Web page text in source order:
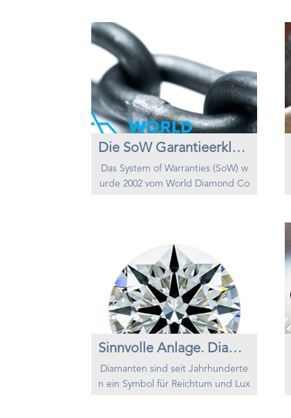
Materialien zu entschlüsseln und di
ese auf kunstvolle Weise nachzuah
men. Während Alchimisten im Mitt
elalter verzweifelt versuchten, aus
unedlen Metallen Gold zu schaffen
– und dabei mehr Könige und Gut
gläubig...
Die SoW Garantieerklärung
Das System of Warranties (SoW) w
urde 2002 vom World Diamond Co
mond Manufacturers Association (I
DMA) als Selbstregulierungssyste
m der Branche eingeführt dies wü
rde bedeuten, dass die verkauften
Diamanten den Mindestanforderu
ngen des Kimberley Process Cert
i...
Sinnvolle Anlage. Diamanten!
Diamanten sind seit Jahrhunderte
n ein Symbol für Reichtum und Lux